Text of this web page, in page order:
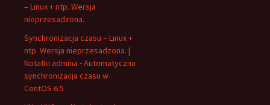
– Linux + ntp. Wersja
nieprzesadzona.
Synchronizacja czasu – Linux +
ntp. Wersja nieprzesadzona. |
Notatki admina -Automatyczna
synchronizacja czasu w
CentOS 6.5